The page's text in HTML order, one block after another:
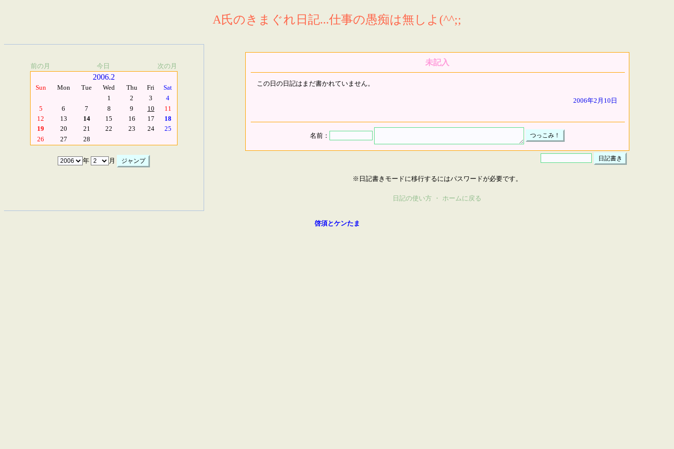
A氏のきまぐれ日記...仕事の愚痴は無しよ(^^;;
前の月 今日 次の月
2006.2
Sun Mon Tue Wed Thu Fri
Sat
1
2 3
4
5
6 7 8 9 10
11
12
13 14 15 16 17
18
19
20 21 22 23 24
25
26
27 28
年 月
未記入
この日の日記はまだ書かれていません。
2006年2月10日
名前：
※日記書きモードに移行するにはパスワードが必要です。
日記の使い方 ・ ホームに戻る
啓須とケンたま